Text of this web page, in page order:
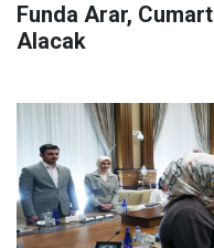
Funda Arar,
Alacak